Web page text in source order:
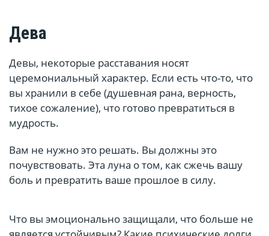
Дева
Девы, некоторые расставания носят
церемониальный характер. Если есть что-то, что
вы хранили в себе (душевная рана, верность,
тихое сожаление), что готово превратиться в
мудрость.
Вам не нужно это решать. Вы должны это
почувствовать. Эта луна о том, как сжечь вашу
боль и превратить ваше прошлое в силу.
Что вы эмоционально защищали, что больше не